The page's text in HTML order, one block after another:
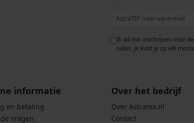
Ik wil me inschrijven voor
sales. Je kunt je op elk
informatie
en betaling
vragen
Over het bedrijf
Over Astratex.nl
Contact